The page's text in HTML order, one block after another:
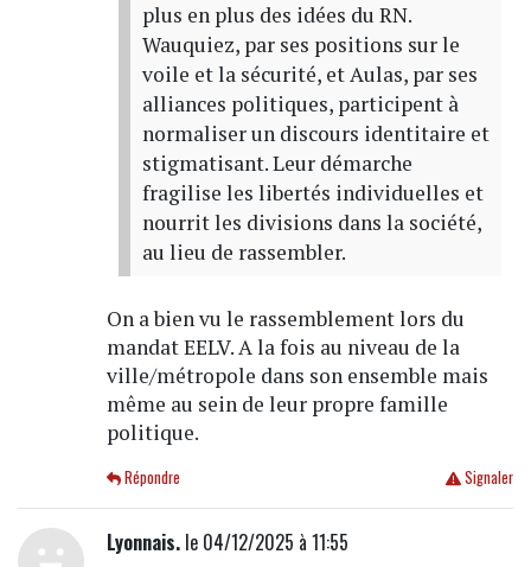
plus en plus des idées du RN.
Wauquiez, par ses positions sur le
voile et la sécurité, et Aulas, par ses
alliances politiques, participent à
normaliser un discours identitaire et
stigmatisant. Leur démarche
fragilise les libertés individuelles et
nourrit les divisions dans la société,
au lieu de rassembler.
On a bien vu le rassemblement lors du
mandat EELV. A la fois au niveau de la
ville/métropole dans son ensemble mais
même au sein de leur propre famille
politique.
Signaler
Répondre
Lyonnais.le 04/12/2025 à 11:55